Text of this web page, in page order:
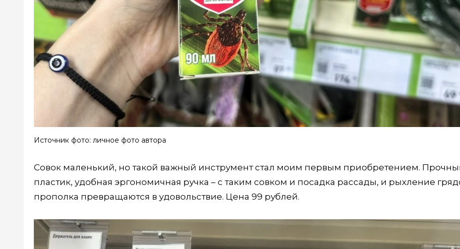
Источник фото: личное фото автора
Совок маленький, но такой важный инструмент стал моим первым приобретением.
пластик, удобная эргономичная ручка – с таким совком и посадка рассады, и рыхление
прополка превращаются в удовольствие. Цена 99 рублей.